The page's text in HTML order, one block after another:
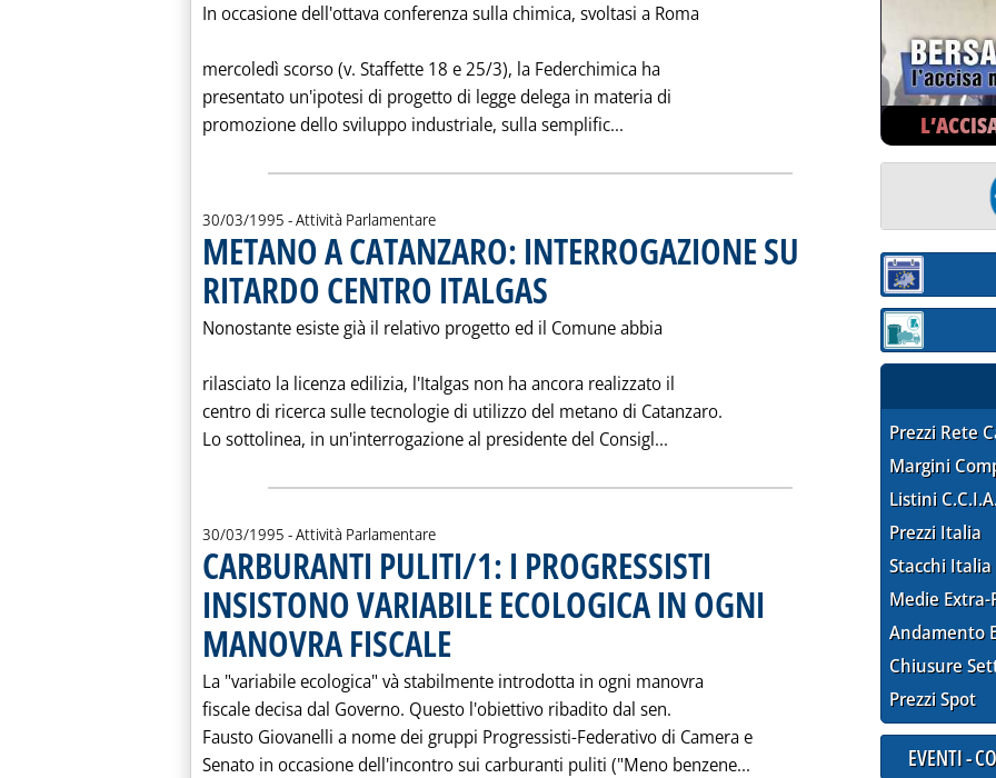
In occasione dell'ottava conferenza sulla chimica, svoltasi a Roma
mercoledì scorso (v. Staffette 18 e 25/3), la Federchimica ha
presentato un'ipotesi di progetto di legge delega in materia di
promozione dello sviluppo industriale, sulla semplific... Leggi tutta la notizia: 'FEDERCHIMICA:
30/03/1995 - Attività Parlamentare
METANO A CATANZARO: INTERROGAZIONE SU
RITARDO CENTRO ITALGAS
Nonostante esiste già il relativo progetto ed il Comune abbia
rilasciato la licenza edilizia, l'Italgas non ha ancora realizzato il
centro di ricerca sulle tecnologie di utilizzo del metano di Catanzaro.
Lo sottolinea, in un'interrogazione al presidente del Consigl... Leggi tutta la notizia: 'METANO A
30/03/1995 - Attività Parlamentare
CARBURANTI PULITI/1: I PROGRESSISTI
INSISTONO VARIABILE ECOLOGICA IN OGNI
MANOVRA FISCALE
La "variabile ecologica" và stabilmente introdotta in ogni manovra
fiscale decisa dal Governo. Questo l'obiettivo ribadito dal sen.
Fausto Giovanelli a nome dei gruppi Progressisti-Federativo di Camera e
Senato in occasione dell'incontro sui carburanti puliti ("Meno benzene... Leggi tutta la notizia:
Sezione:
Sezione:
Prezzi Rete
Margini
Listini
Prezzi Italia
Stacchi Italia
Medie Extra-
Andamento
Chiusure
Prezzi Spot
EVENTI -